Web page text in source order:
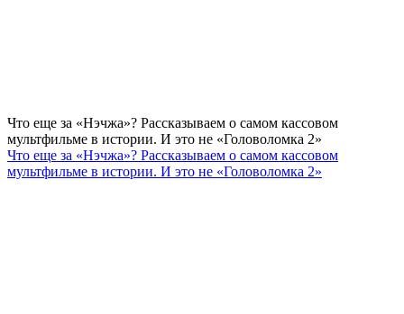
Что еще за «Нэчжа»? Рассказываем о самом кассовом
мультфильме в истории. И это не «Головоломка 2»
Что еще за «Нэчжа»? Рассказываем о самом кассовом
мультфильме в истории. И это не «Головоломка 2»